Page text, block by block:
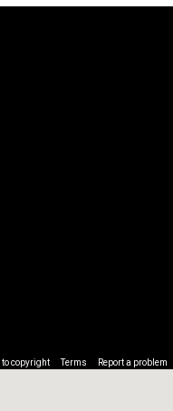
to copyright Terms Report a problem